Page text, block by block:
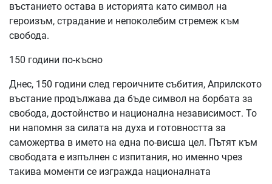
въстанието остава в историята като символ на
героизъм, страдание и непоколебим стремеж към
свобода.
150 години по-късно
Днес, 150 години след героичните събития, Априлското
въстание продължава да бъде символ на борбата за
свобода, достойнство и национална независимост. То
ни напомня за силата на духа и готовността за
саможертва в името на една по-висша цел. Пътят към
свободата е изпълнен с изпитания, но именно чрез
такива моменти се изгражда националната